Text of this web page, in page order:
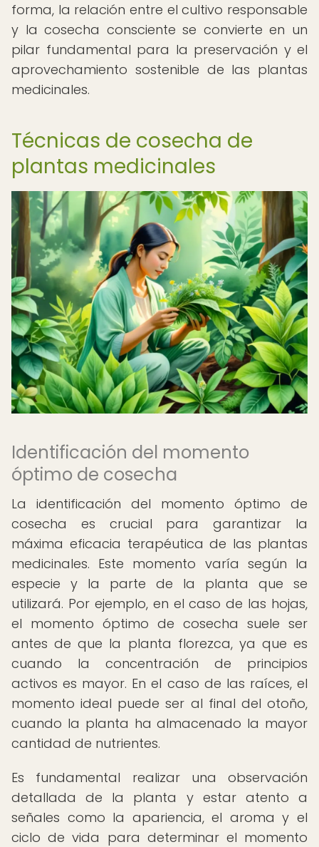
forma, la relación entre el cultivo responsable
y la cosecha consciente se convierte en un
pilar fundamental para la preservación y el
aprovechamiento sostenible de las plantas
medicinales.
Técnicas de cosecha de
plantas medicinales
Identificación del momento
óptimo de cosecha
La identificación del momento óptimo de
cosecha es crucial para garantizar la
máxima eficacia terapéutica de las plantas
medicinales. Este momento varía según la
especie y la parte de la planta que se
utilizará. Por ejemplo, en el caso de las hojas,
el momento óptimo de cosecha suele ser
antes de que la planta florezca, ya que es
cuando la concentración de principios
activos es mayor. En el caso de las raíces, el
momento ideal puede ser al final del otoño,
cuando la planta ha almacenado la mayor
cantidad de nutrientes.
Es fundamental realizar una observación
detallada de la planta y estar atento a
señales como la apariencia, el aroma y el
ciclo de vida para determinar el momento